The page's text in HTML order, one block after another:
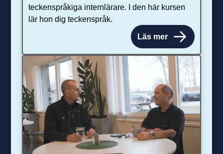
teckenspråkiga internlärare. I den här kursen
lär hon dig teckenspråk.
Läs mer